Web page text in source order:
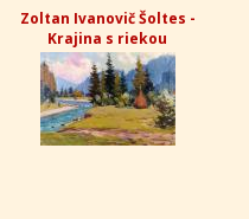
Zoltan Ivanovič Šoltes -
Krajina s riekou